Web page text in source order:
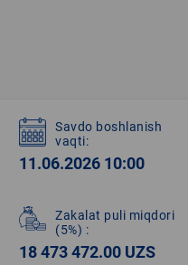
Savdo boshlanish
vaqti:
11.06.2026 10:00
Zakalat puli miqdori
(5%) :
18 473 472.00 UZS